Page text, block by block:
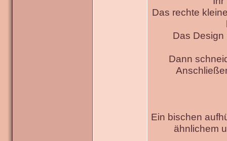
Das rechte
Das Design
Dann
Ein bischen
ähnlichem